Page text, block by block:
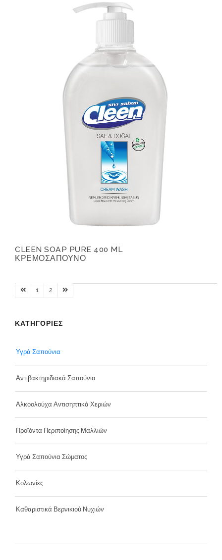
CLEEN SOAP PURE 400 ML
ΚΡΕΜΟΣΑΠΟΥΝΟ
1 2
ΚΑΤΗΓΟΡΙΕΣ
Υγρά Σαπούνια
Αντιβακτηριδιακά Σαπούνια
Αλκοολούχα Αντισηπτικά Χεριών
Προϊόντα Περιποίησης Μαλλιών
Υγρά Σαπούνια Σώματος
Κολωνίες
Καθαριστικά Βερνικιού Νυχιών